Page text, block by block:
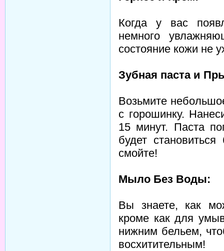
Когда у вас
немного
состояние кожи не
Зубная паста и
Возьмите
с горошинку.
15 минут. Паста
будет
смойте!
Мыло Без Воды:
Вы знаете, как
кроме как для
нижним бельем,
восхитительным!